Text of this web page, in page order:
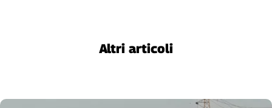
Altri articoli